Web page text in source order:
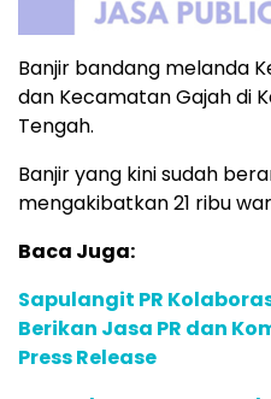
Banjir bandang melanda
dan Kecamatan Gajah di
Tengah.
Banjir yang kini sudah
mengakibatkan 21 ribu
Baca Juga:
Sapulangit PR
Berikan Jasa PR dan
Press Release